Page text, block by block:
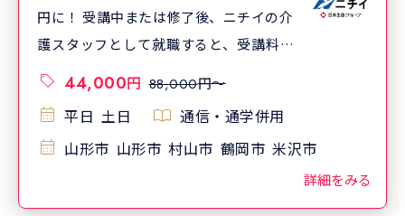
円に！ 受講中または修了後、ニチイの介
護スタッフとして就職すると、受講料を
全額返金する「受講料キャッシュバック
制度」をご利用いただけます。さらに、
入社お祝い金も支給！ ※課税対象になり
ます。条件あり。 ※制度の詳細は、資料
定の採用選考あり。 ★「ニチイの講座で
44,000円 88,000円〜
平日 土日
通信・通学併用
山形市 山形市 村山市 鶴岡市 米沢市
詳細をみる